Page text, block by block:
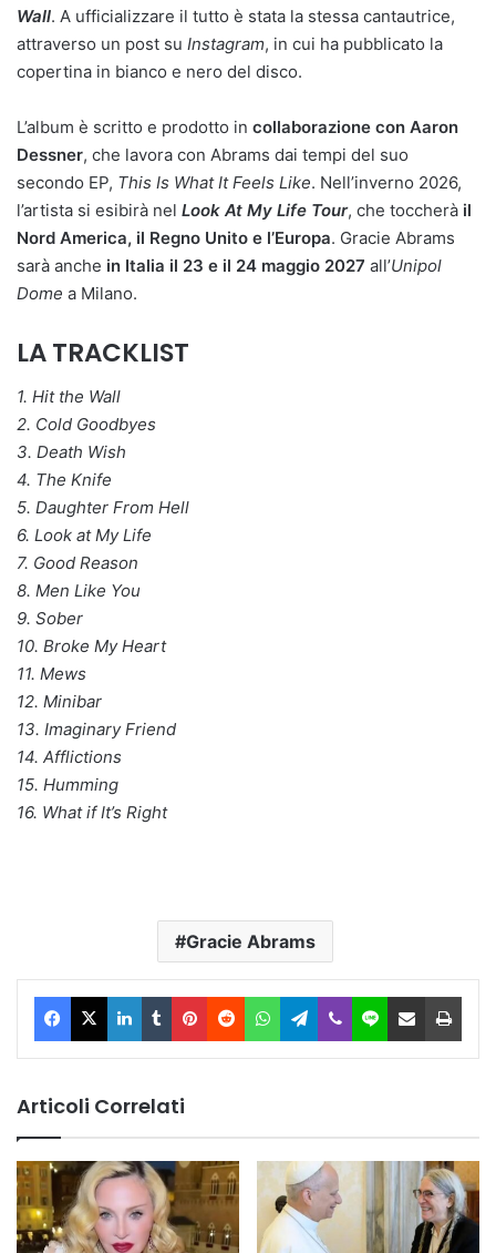
Wall. A ufficializzare il tutto è stata la stessa cantautrice,
attraverso un post su Instagram, in cui ha pubblicato la
copertina in bianco e nero del disco.
L’album è scritto e prodotto in collaborazione con Aaron
Dessner, che lavora con Abrams dai tempi del suo
secondo EP, This Is What It Feels Like. Nell’inverno 2026,
l’artista si esibirà nel Look At My Life Tour, che toccherà il
Nord America, il Regno Unito e l’Europa. Gracie Abrams
sarà anche in Italia il 23 e il 24 maggio 2027 all’Unipol
Dome a Milano.
LA TRACKLIST
1. Hit the Wall
2. Cold Goodbyes
3. Death Wish
4. The Knife
5. Daughter From Hell
6. Look at My Life
7. Good Reason
8. Men Like You
9. Sober
10. Broke My Heart
11. Mews
12. Minibar
13. Imaginary Friend
14. Afflictions
15. Humming
16. What if It’s Right
Gracie Abrams
Facebook
X LinkedIn
TumblrPinterest
RedditWhatsAppTelegram
ViberLine Condividi via Email
Articoli Correlati